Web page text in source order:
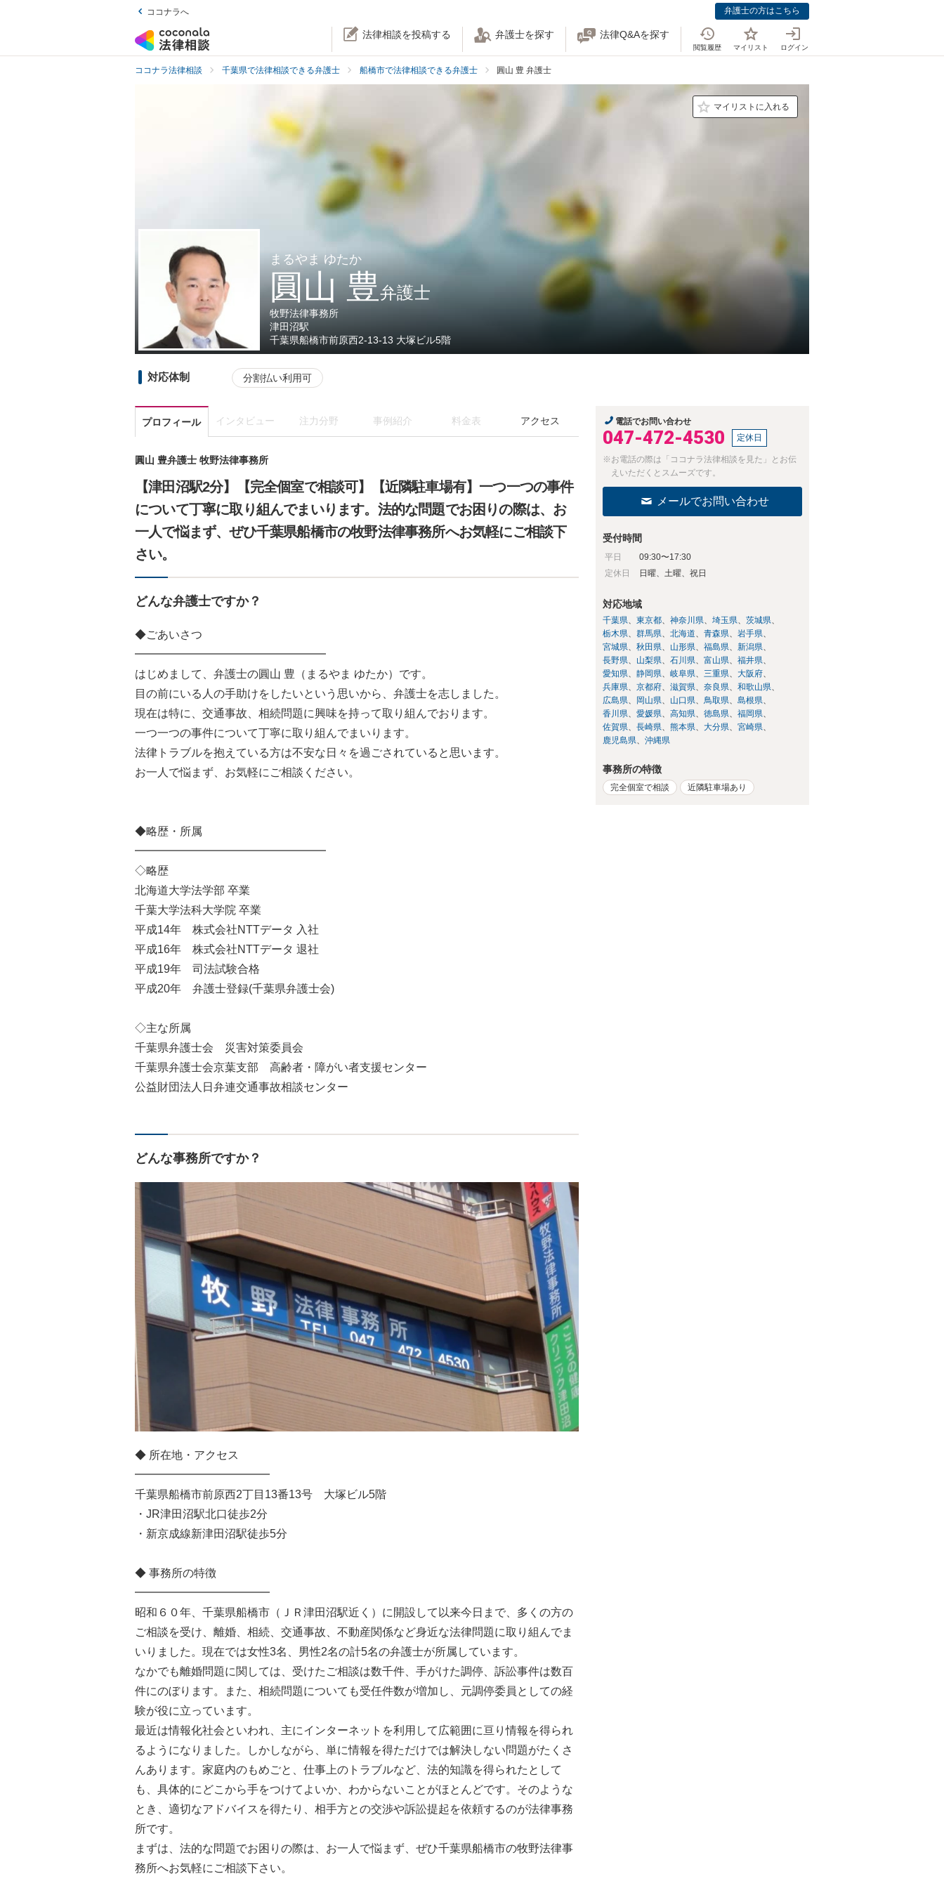
ココナラへ 弁護士の方はこちら
法律相談を投稿する 弁護士を探す 法律Q&Aを探す
閲覧履歴 マイリスト ログイン
ココナラ法律相談 千葉県で法律相談できる弁護士 船橋市で法律相談できる弁護士 圓山 豊 弁護士
マイリストに入れる
まるやま ゆたか
圓山 豊弁護士
牧野法律事務所
津田沼駅
千葉県船橋市前原西2-13-13 大塚ビル5階
対応体制 分割払い利用可
プロフィール インタビュー 注力分野 事例紹介 料金表 アクセス
圓山 豊弁護士 牧野法律事務所
【津田沼駅2分】【完全個室で相談可】【近隣駐車場有】一つ一つの事件
について丁寧に取り組んでまいります。法的な問題でお困りの際は、お
一人で悩まず、ぜひ千葉県船橋市の牧野法律事務所へお気軽にご相談下
さい。
どんな弁護士ですか？
◆ごあいさつ
━━━━━━━━━━━━━━━━━
はじめまして、弁護士の圓山 豊（まるやま ゆたか）です。
目の前にいる人の手助けをしたいという思いから、弁護士を志しました。
現在は特に、交通事故、相続問題に興味を持って取り組んでおります。
一つ一つの事件について丁寧に取り組んでまいります。
法律トラブルを抱えている方は不安な日々を過ごされていると思います。
お一人で悩まず、お気軽にご相談ください。
◆略歴・所属
━━━━━━━━━━━━━━━━━
◇略歴
北海道大学法学部 卒業
千葉大学法科大学院 卒業
平成14年 株式会社NTTデータ 入社
平成16年 株式会社NTTデータ 退社
平成19年 司法試験合格
平成20年 弁護士登録(千葉県弁護士会)
◇主な所属
千葉県弁護士会 災害対策委員会
千葉県弁護士会京葉支部 高齢者・障がい者支援センター
公益財団法人日弁連交通事故相談センター
どんな事務所ですか？
◆ 所在地・アクセス
━━━━━━━━━━━━
千葉県船橋市前原西2丁目13番13号 大塚ビル5階
・JR津田沼駅北口徒歩2分
・新京成線新津田沼駅徒歩5分
◆ 事務所の特徴
━━━━━━━━━━━━
昭和６０年、千葉県船橋市（ＪＲ津田沼駅近く）に開設して以来今日まで、多くの方の
ご相談を受け、離婚、相続、交通事故、不動産関係など身近な法律問題に取り組んでま
いりました。現在では女性3名、男性2名の計5名の弁護士が所属しています。
なかでも離婚問題に関しては、受けたご相談は数千件、手がけた調停、訴訟事件は数百
件にのぼります。また、相続問題についても受任件数が増加し、元調停委員としての経
験が役に立っています。
最近は情報化社会といわれ、主にインターネットを利用して広範囲に亘り情報を得られ
るようになりました。しかしながら、単に情報を得ただけでは解決しない問題がたくさ
んあります。家庭内のもめごと、仕事上のトラブルなど、法的知識を得られたとして
も、具体的にどこから手をつけてよいか、わからないことがほとんどです。そのような
とき、適切なアドバイスを得たり、相手方との交渉や訴訟提起を依頼するのが法律事務
所です。
まずは、法的な問題でお困りの際は、お一人で悩まず、ぜひ千葉県船橋市の牧野法律事
務所へお気軽にご相談下さい。
電話でお問い合わせ
047-472-4530 定休日
※お電話の際は「ココナラ法律相談を見た」とお伝
えいただくとスムーズです。
メールでお問い合わせ
受付時間
平日
09:30〜17:30
定休日
日曜、土曜、祝日
対応地域
千葉県 東京都 神奈川県 埼玉県
茨城県
栃木県
群馬県 北海道 青森県
岩手県
宮城県
秋田県 山形県 福島県
新潟県
長野県
山梨県 石川県 富山県
福井県
愛知県
静岡県 岐阜県 三重県
大阪府
兵庫県
京都府 滋賀県 奈良県
和歌山県
広島県
岡山県 山口県 鳥取県
島根県
香川県
愛媛県 高知県 徳島県
福岡県
佐賀県
長崎県 熊本県 大分県
宮崎県
鹿児島県
沖縄県
事務所の特徴
完全個室で相談 近隣駐車場あり